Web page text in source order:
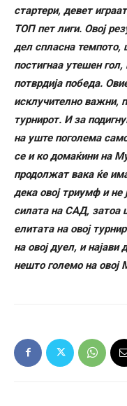
стартери, девет
ТОП пет лиги. Овој
дел спласна темпото,
постигнаа утешен
потврдија победа.
исклучително важни,
турнирот. И за
на уште поголема
се и ко домаќини на
продолжат вака ќе
дека овој триумф и не
силата на САД, затоа
елитата на овој
на овој дуел, и најави
нешто големо на овој